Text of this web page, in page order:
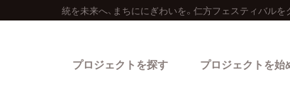
統を未来へ、まちににぎわいを。仁方フェスティバルを
プロジェクトを探す プロジェクトを始